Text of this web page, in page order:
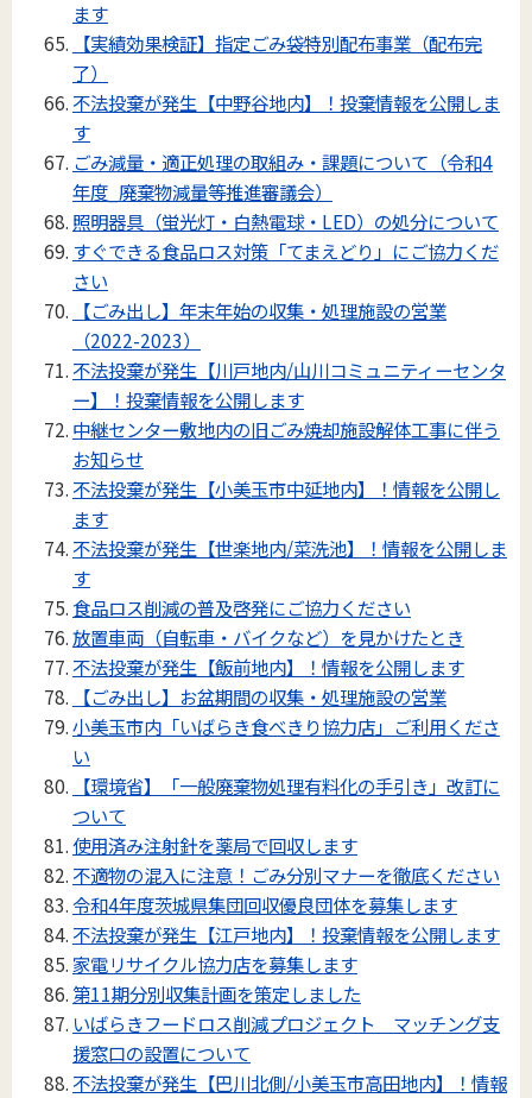
ます
【実績効果検証】指定ごみ袋特別配布事業（配布完
了）
不法投棄が発生【中野谷地内】！投棄情報を公開しま
す
ごみ減量・適正処理の取組み・課題について（令和4
年度_廃棄物減量等推進審議会）
照明器具（蛍光灯・白熱電球・LED）の処分について
すぐできる食品ロス対策「てまえどり」にご協力くだ
さい
【ごみ出し】年末年始の収集・処理施設の営業
（2022-2023）
不法投棄が発生【川戸地内/山川コミュニティーセンタ
ー】！投棄情報を公開します
中継センター敷地内の旧ごみ焼却施設解体工事に伴う
お知らせ
不法投棄が発生【小美玉市中延地内】！情報を公開し
ます
不法投棄が発生【世楽地内/菜洗池】！情報を公開しま
す
食品ロス削減の普及啓発にご協力ください
放置車両（自転車・バイクなど）を見かけたとき
不法投棄が発生【飯前地内】！情報を公開します
【ごみ出し】お盆期間の収集・処理施設の営業
小美玉市内「いばらき食べきり協力店」ご利用くださ
い
【環境省】「一般廃棄物処理有料化の手引き」改訂に
ついて
使用済み注射針を薬局で回収します
不適物の混入に注意！ごみ分別マナーを徹底ください
令和4年度茨城県集団回収優良団体を募集します
不法投棄が発生【江戸地内】！投棄情報を公開します
家電リサイクル協力店を募集します
第11期分別収集計画を策定しました
いばらきフードロス削減プロジェクト マッチング支
援窓口の設置について
不法投棄が発生【巴川北側/小美玉市高田地内】！情報